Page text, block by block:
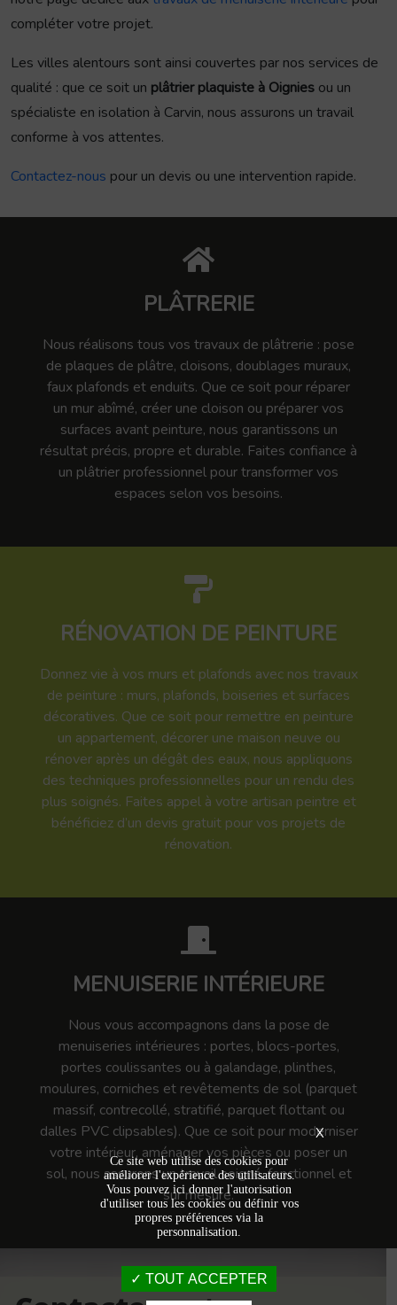
compléter votre projet.
Les villes alentours sont ainsi couvertes par nos services de
qualité : que ce soit un plâtrier plaquiste à Oignies ou un
spécialiste en isolation à Carvin, nous assurons un travail
conforme à vos attentes.
Contactez-nous pour un devis ou une intervention rapide.
PLÂTRERIE
Nous réalisons tous vos travaux de plâtrerie : pose
de plaques de plâtre, cloisons, doublages muraux,
faux plafonds et enduits. Que ce soit pour réparer
un mur abîmé, créer une cloison ou préparer vos
surfaces avant peinture, nous garantissons un
résultat précis, propre et durable. Faites confiance à
un plâtrier professionnel pour transformer vos
espaces selon vos besoins.
RÉNOVATION DE PEINTURE
Donnez vie à vos murs et plafonds avec nos travaux
de peinture : murs, plafonds, boiseries et surfaces
décoratives. Que ce soit pour remettre en peinture
un appartement, décorer une maison neuve ou
rénover après un dégât des eaux, nous appliquons
des techniques professionnelles pour un rendu des
plus soignés. Faites appel à votre artisan peintre et
bénéficiez d’un devis gratuit pour vos projets de
rénovation.
MENUISERIE INTÉRIEURE
Nous vous accompagnons dans la pose de
menuiseries intérieures : portes, blocs-portes,
portes coulissantes ou à galandage, plinthes,
moulures, corniches et revêtements de sol (parquet
massif, contrecollé, stratifié, parquet flottant ou
dalles PVC clipsables). Que ce soit pour moderniser
votre intérieur, aménager vos pièces ou poser un
sol, nous assurons un travail soigné, fonctionnel et
sur mesure.
X
Ce site web utilise des cookies pour
améliorer l'expérience des utilisateurs.
Vous pouvez ici donner l'autorisation
d'utiliser tous les cookies ou définir vos
propres préférences via la
personnalisation.
TOUT ACCEPTER